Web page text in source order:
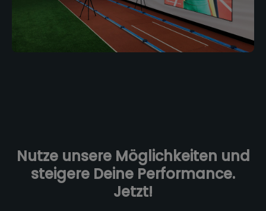
Nutze unsere Möglichkeiten und
steigere Deine Performance.
Jetzt!